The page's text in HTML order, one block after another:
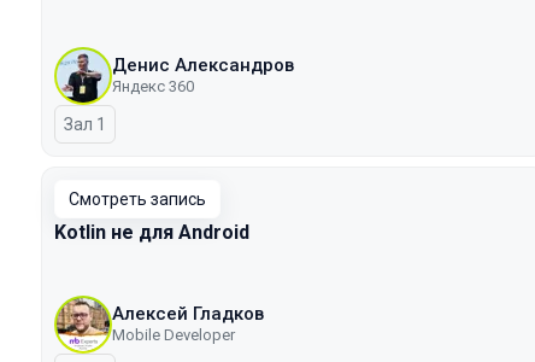
Денис Александров
Яндекс 360
Зал 1
Смотреть запись
Kotlin не для Android
Алексей Гладков
Mobile Developer